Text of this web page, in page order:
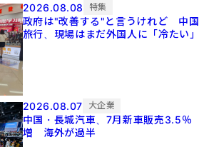
2026.08.08 特集
政府は"改善する"と言うけれど 中国
旅行、現場はまだ外国人に「冷たい
2026.08.07 大企業
中国・長城汽車、7月新車販売3.5％
増 海外が過半